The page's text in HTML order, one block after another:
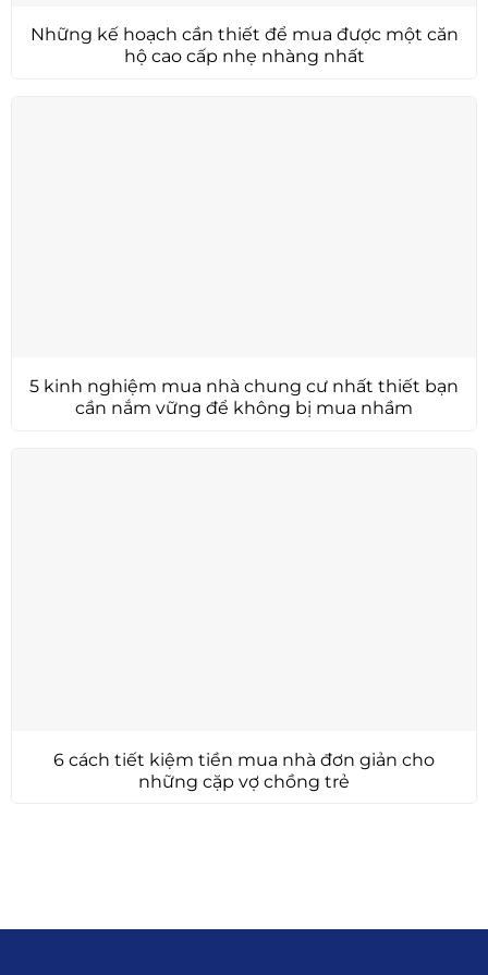
Những kế hoạch cần thiết để mua được một căn
hộ cao cấp nhẹ nhàng nhất
5 kinh nghiệm mua nhà chung cư nhất thiết bạn
cần nắm vững để không bị mua nhầm
6 cách tiết kiệm tiền mua nhà đơn giản cho
những cặp vợ chồng trẻ